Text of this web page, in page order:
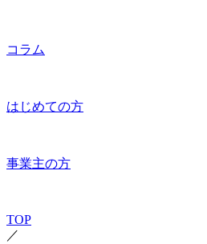
コラム
はじめての方
事業主の方
TOP
／